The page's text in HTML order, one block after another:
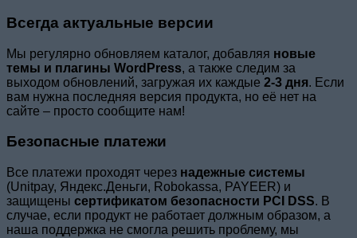
Всегда актуальные версии
Мы регулярно обновляем каталог, добавляя новые
темы и плагины WordPress, а также следим за
выходом обновлений, загружая их каждые 2-3 дня. Если
вам нужна последняя версия продукта, но её нет на
сайте – просто сообщите нам!
Безопасные платежи
Все платежи проходят через надежные системы
(Unitpay, Яндекс.Деньги, Robokassa, PAYEER) и
защищены сертификатом безопасности PCI DSS. В
случае, если продукт не работает должным образом, а
наша поддержка не смогла решить проблему, мы